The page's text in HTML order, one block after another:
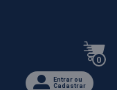
0
Entrar ou
Cadastrar